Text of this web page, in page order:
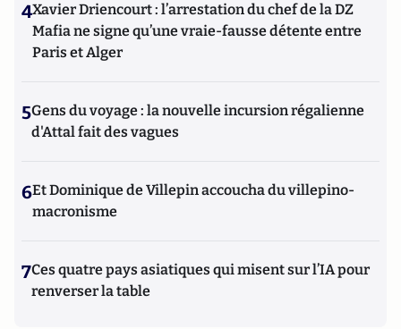
4Xavier Driencourt : l’arrestation du chef de la DZ
Mafia ne signe qu’une vraie-fausse détente entre
Paris et Alger
5Gens du voyage : la nouvelle incursion régalienne
d'Attal fait des vagues
6Et Dominique de Villepin accoucha du villepino-
macronisme
7Ces quatre pays asiatiques qui misent sur l’IA pour
renverser la table